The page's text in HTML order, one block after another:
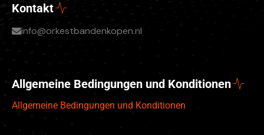
Kontakt
info@orkestbandenkopen.nl
Allgemeine Bedingungen und Konditionen
Allgemeine Bedingungen und Konditionen